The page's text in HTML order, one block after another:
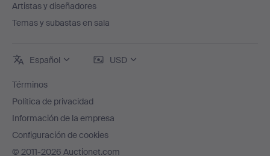
Artistas y diseñadores
Temas y subastas en sala
Español USD
Términos
Política de privacidad
Información de la empresa
Configuración de cookies
© 2011-2026 Auctionet.com